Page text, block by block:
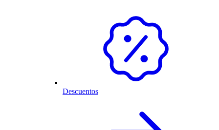
Descuentos